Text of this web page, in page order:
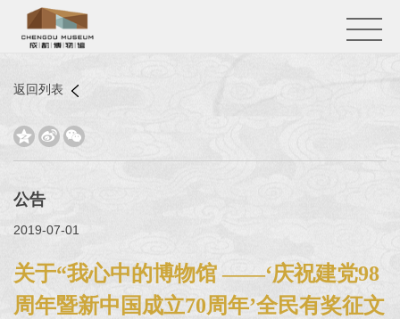
返回列表
  
公告
2019-07-01
关于“我心中的博物馆 ——‘庆祝建党98
周年暨新中国成立70周年’全民有奖征文